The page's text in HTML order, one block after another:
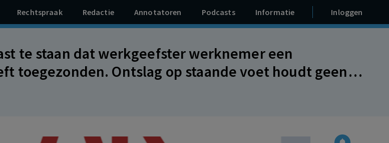
Rechtspraak Redactie Annotatoren Podcasts Informatie Inloggen
te staan dat werkgeefster werknemer een
toegezonden. Ontslag op staande voet houdt geen
rente, toegewezen.